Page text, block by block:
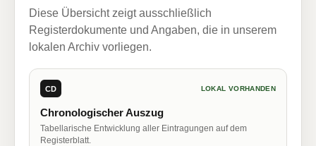
Diese Übersicht zeigt ausschließlich
Registerdokumente und Angaben, die in unserem
lokalen Archiv vorliegen.
CD LOKAL VORHANDEN
Chronologischer Auszug
Tabellarische Entwicklung aller Eintragungen auf dem
Registerblatt.